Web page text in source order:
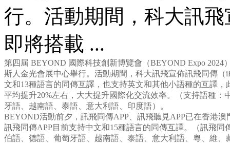
行。活動期間，科大訊
即將搭載 ...
第四屆 BEYOND 國際科技創新博覽會（BEYOND Expo 2024
斯人金光會展中心舉行。活動期間，科大訊飛宣佈訊飛同傳
文和13種語言的同傳互譯，也支持英文和其他小語種的互譯
平均提升20%左右，大大提升國際化交流效率。（支持語種
牙語、越南語、泰語、意大利語、印度語）。
BEYOND活動前夕，訊飛同傳APP、訊飛聽見APP已在香港
訊飛同傳APP目前支持中文和15種語言的同傳互譯。（訊飛
伯語、德語、葡萄牙語、越南語、泰語、意大利語、粵、維